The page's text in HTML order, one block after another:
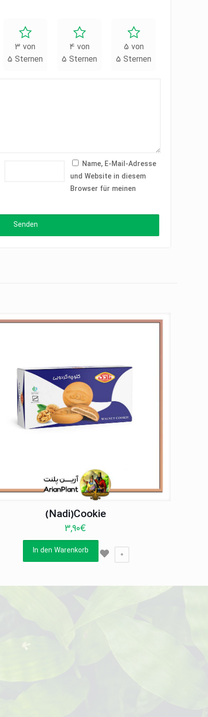
3 von
5 Sternen
4 von
5 Sternen
5 von
5 Sternen
Name, E-Mail-Adresse
und Website in diesem
Browser für meinen
(Nadi)Cookie
3,90€
In den Warenkorb 0